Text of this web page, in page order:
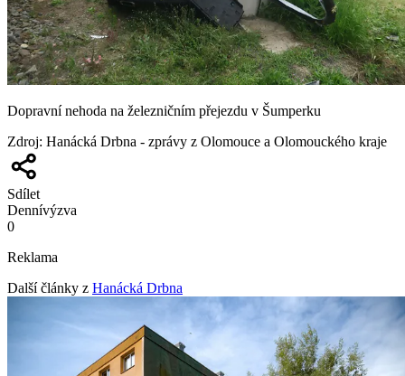
Dopravní nehoda na železničním přejezdu v Šumperku
Zdroj: Hanácká Drbna - zprávy z Olomouce a Olomouckého kraje
Sdílet
Dennívýzva
0
Reklama
Další články z Hanácká Drbna